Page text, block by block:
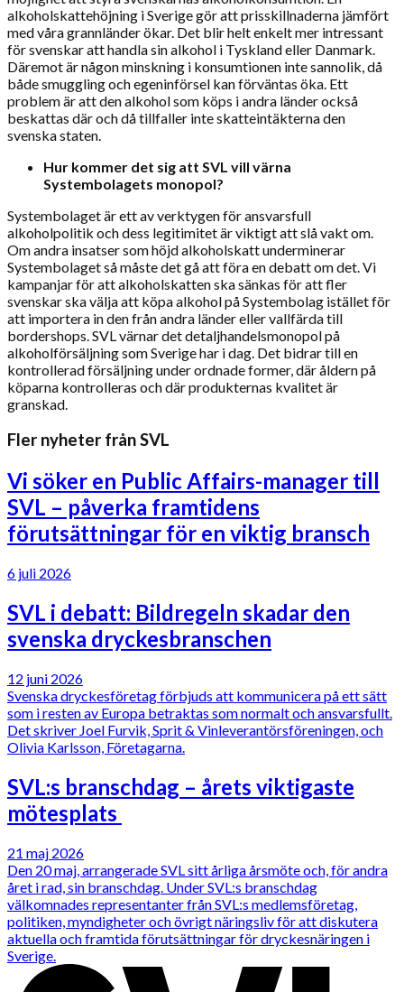
alkoholskattehöjning i Sverige gör att prisskillnaderna jämfört
med våra grannländer ökar. Det blir helt enkelt mer intressant
för svenskar att handla sin alkohol i Tyskland eller Danmark.
Däremot är någon minskning i konsumtionen inte sannolik, då
både smuggling och egeninförsel kan förväntas öka. Ett
problem är att den alkohol som köps i andra länder också
beskattas där och då tillfaller inte skatteintäkterna den
svenska staten.
Hur kommer det sig att SVL vill värna
Systembolagets monopol?
Systembolaget är ett av verktygen för ansvarsfull
alkoholpolitik och dess legitimitet är viktigt att slå vakt om.
Om andra insatser som höjd alkoholskatt underminerar
Systembolaget så måste det gå att föra en debatt om det. Vi
kampanjar för att alkoholskatten ska sänkas för att fler
svenskar ska välja att köpa alkohol på Systembolag istället för
att importera in den från andra länder eller vallfärda till
bordershops. SVL värnar det detaljhandelsmonopol på
alkoholförsäljning som Sverige har i dag. Det bidrar till en
kontrollerad försäljning under ordnade former, där åldern på
köparna kontrolleras och där produkternas kvalitet är
granskad.
Fler nyheter från SVL
Vi söker en Public Affairs-manager till
SVL – påverka framtidens
förutsättningar för en viktig bransch
6 juli 2026
SVL i debatt: Bildregeln skadar den
svenska dryckesbranschen
12 juni 2026
Svenska dryckesföretag förbjuds att kommunicera på ett sätt
som i resten av Europa betraktas som normalt och ansvarsfullt.
Det skriver Joel Furvik, Sprit & Vinleverantörsföreningen, och
Olivia Karlsson, Företagarna.
SVL:s branschdag – årets viktigaste
mötesplats
21 maj 2026
Den 20 maj, arrangerade SVL sitt årliga årsmöte och, för andra
året i rad, sin branschdag. Under SVL:s branschdag
välkomnades representanter från SVL:s medlemsföretag,
politiken, myndigheter och övrigt näringsliv för att diskutera
aktuella och framtida förutsättningar för dryckesnäringen i
Sverige.